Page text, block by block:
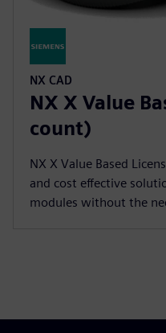
NX CAD
NX X Value
count)
NX X Value Based
and cost effective
modules without the